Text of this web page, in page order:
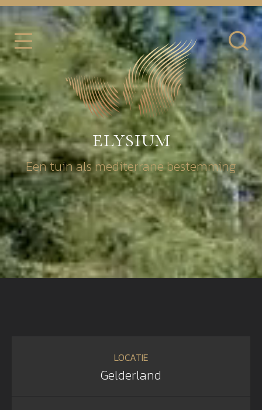
elysium
Een tuin als mediterrane bestemming
LOCATIE
Gelderland